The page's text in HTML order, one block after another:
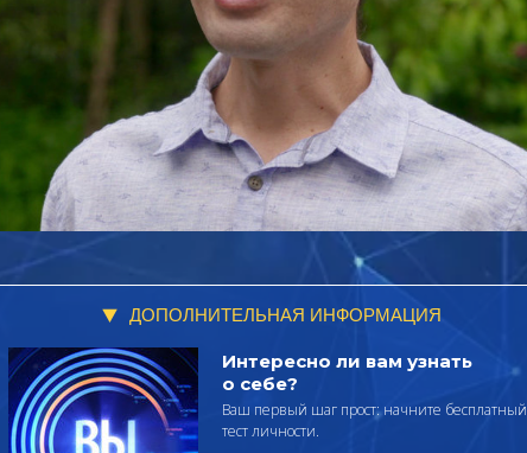
ДОПОЛНИТЕЛЬНАЯ ИНФОРМАЦИЯ
Интересно ли вам узнать
о себе?
Ваш первый шаг прост: начните бесплатный
тест личности.